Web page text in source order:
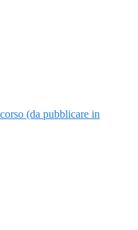
(da pubblicare in